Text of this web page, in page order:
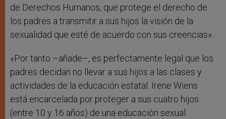
de Derechos Humanos, que protege el derecho de
los padres a transmitir a sus hijos la visión de la
sexualidad que esté de acuerdo con sus creencias».
«Por tanto –añade–, es perfectamente legal que los
padres decidan no llevar a sus hijos a las clases y
actividades de la educación estatal. Irene Wiens
está encarcelada por proteger a sus cuatro hijos
(entre 10 y 16 años) de una educación sexual